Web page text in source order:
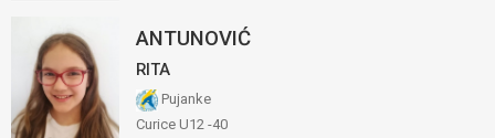
ANTUNOVIĆ
RITA
Pujanke
Curice U12 -40